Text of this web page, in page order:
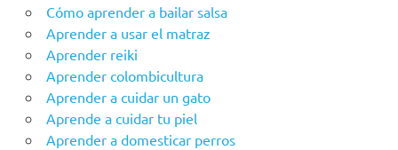
Cómo aprender a bailar salsa
Aprender a usar el matraz
Aprender reiki
Aprender colombicultura
Aprender a cuidar un gato
Aprende a cuidar tu piel
Aprender a domesticar perros